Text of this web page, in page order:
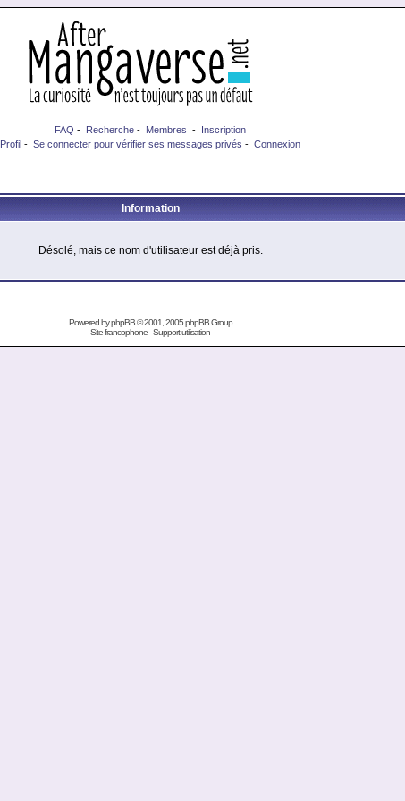
FAQ - Recherche - Membres - Inscription
Profil - Se connecter pour vérifier ses messages privés - Connexion
Information
Désolé, mais ce nom d'utilisateur est déjà pris.
Powered byphpBB© 2001, 2005 phpBB Group
Site francophone-Support utilisation